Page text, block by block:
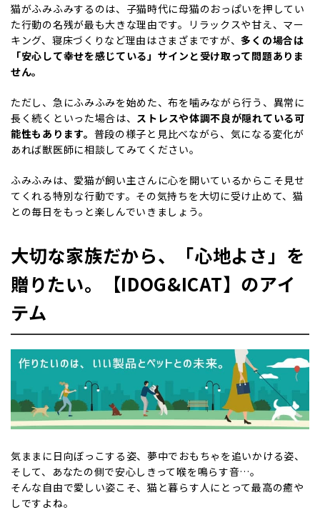
猫がふみふみするのは、子猫時代に母猫のおっぱいを押してい
た行動の名残が最も大きな理由です。リラックスや甘え、マー
キング、寝床づくりなど理由はさまざまですが、多くの場合は
「安心して幸せを感じている」サインと受け取って問題ありま
せん。
ただし、急にふみふみを始めた、布を噛みながら行う、異常に
長く続くといった場合は、 ストレスや体調不良が隠れている可
能性もあります。 普段の様子と見比べながら、気になる変化が
あれば獣医師に相談してみてください。
ふみふみは、愛猫が飼い主さんに心を開いているからこそ見せ
てくれる特別な行動です。その気持ちを大切に受け止めて、猫
との毎日をもっと楽しんでいきましょう。
大切な家族だから、「心地よさ」を
贈りたい。【IDOG&ICAT】のアイ
テム
気ままに日向ぼっこする姿、夢中でおもちゃを追いかける姿、
そして、あなたの側で安心しきって喉を鳴らす音…。
そんな自由で愛しい姿こそ、猫と暮らす人にとって最高の癒や
しですよね。